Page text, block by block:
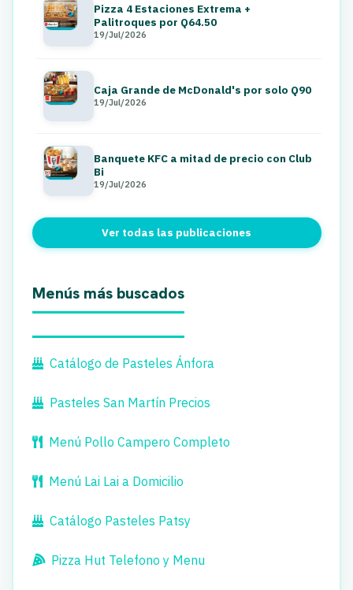
Pizza 4 Estaciones Extrema +
Palitroques por Q64.50
19/Jul/2026
Caja Grande de McDonald's por solo Q90
19/Jul/2026
Banquete KFC a mitad de precio con Club
Bi
19/Jul/2026
Ver todas las publicaciones
Menús más buscados
Catálogo de Pasteles Ánfora
Pasteles San Martín Precios
Menú Pollo Campero Completo
Menú Lai Lai a Domicilio
Catálogo Pasteles Patsy
Pizza Hut Telefono y Menu